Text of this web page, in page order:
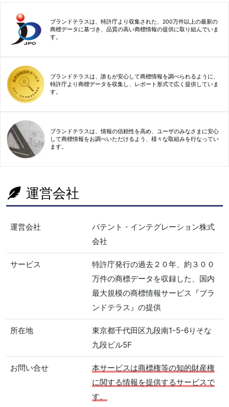
ブランドテラスは、特許庁より収集された、200万件以上の最新の
商標データに基づき、品質の高い商標情報の提供に取り組んでいま
す。
ブランドテラスは、誰もが安心して商標情報を調べられるように、
特許庁より商標データを収集し、レポート形式で広く提供していま
す。
ブランドテラスは、情報の信頼性を高め、ユーザのみなさまに安心
して商標情報をお調べいただけるよう、様々な取組みを行なってい
ます。
運営会社
運営会社
パテント・インテグレーション株式
会社
サービス
特許庁発行の過去２０年、約３００
万件の商標データを収録した、国内
最大規模の商標情報サービス『ブラ
ンドテラス』の提供
所在地
東京都千代田区九段南1-5-6りそな
九段ビル5F
お問い合せ
本サービスは商標権等の知的財産権
に関する情報を提供するサービスで
す。